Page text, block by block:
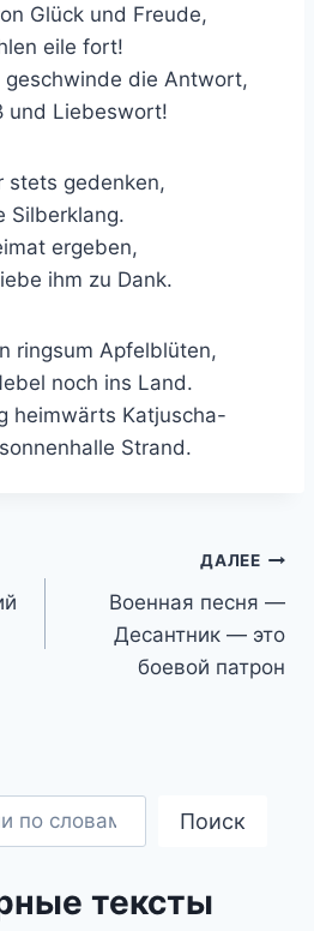
Glück und Freude,
eile fort!
geschwinde die Antwort,
und Liebeswort!
stets gedenken,
Silberklang.
ergeben,
ihm zu Dank.
ringsum Apfelblüten,
noch ins Land.
heimwärts Katjuscha-
Strand.
ДАЛЕЕ
Военная песня —
Десантник — это
боевой патрон
Поиск
тексты